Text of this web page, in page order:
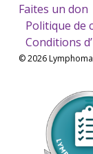
Faites un don
Politique de
Conditions
© 2026